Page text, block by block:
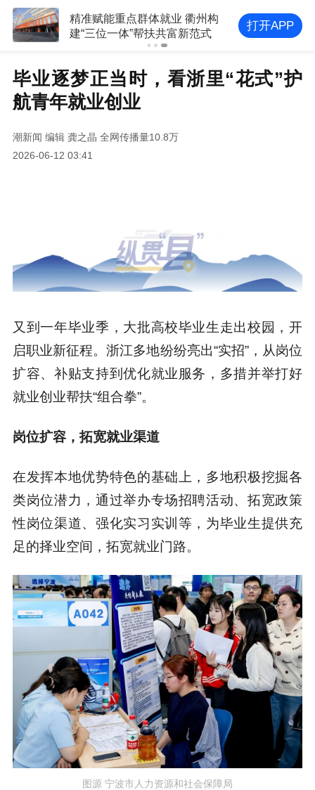
精准赋能重点群体就业 衢州构
建“三位一体”帮扶共富新范式
打开APP
毕业逐梦正当时，看浙里“花式”护
航青年就业创业
潮新闻 编辑 龚之晶 全网传播量10.8万
2026-06-12 03:41
又到一年毕业季，大批高校毕业生走出校园，开
启职业新征程。浙江多地纷纷亮出“实招”，从岗位
扩容、 补贴支持到优化就业服务，多措并举打好
就业创业帮扶“组合拳”。
岗位扩容，拓宽就业渠道
在发挥本地优势特色的基础上，多地积极挖掘各
类岗位潜力，通过举办专场招聘活动、拓宽政策
性岗位渠道、强化实习实训等，为毕业生提供充
足的择业空间，拓宽就业门路。
图源 宁波市人力资源和社会保障局